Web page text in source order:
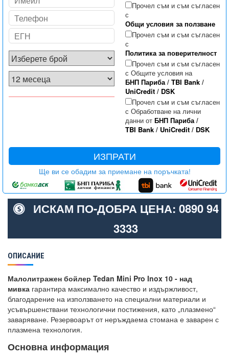
Прочел съм и съм съгласен
с
Общи условия за ползване
Прочел съм и съм съгласен
с
Политика за поверителност
Прочел съм и съм съгласен
с Общите условия на
БНП Париба/ TBI Bank/
UniCredit/ DSK
Прочел съм и съм съгласен
с Обработване на лични
данни от БНП Париба/
TBI Bank/ UniCredit/ DSK
ИЗПРАТИ
Ще ви се обадим за приемане на поръчката!
ИСКАМ ПО-ДОБРА ЦЕНА: 0890 94
3333
ОПИСАНИЕ
Малолитражен бойлер Tedan Mini Pro Inox 10 - над
мивка гарантира максимално качество и издържливост,
благодарение на използването на специални материали и
усъвършенствани технологични постижения, като „плазмено“
заваряване. Резервоарът от неръждаема стомана е заварен с
плазмена технология.
Основна информация